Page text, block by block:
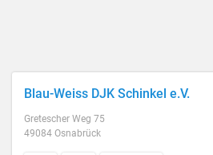
Blau-Weiss DJK Schinkel e.V.
Gretescher Weg 75
49084 Osnabrück